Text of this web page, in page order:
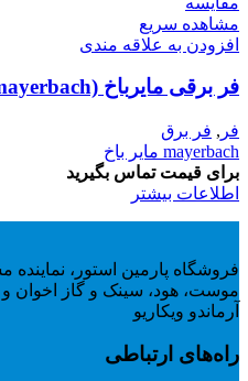
مشاهده سریع
افزودن به علاقه مندی
فر برقی مایرباخ MBO6 (mayerbach)
فر , فر برق
mayerbach مایر باخ
برای قیمت تماس بگیرید
اطلاعات بیشتر
فروشگاه پارمین استور،
موست، هود، سینک و گاز اخوان و
آرماندو ویکاریو
راه‌های ارتباطی